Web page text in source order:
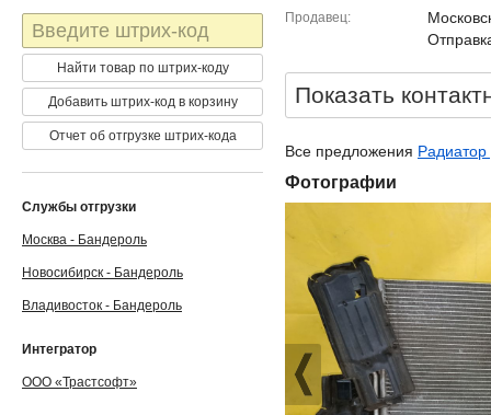
Продавец
Показать
Все предложения
Фотографии
Штрих-
код
Найти товар по штрих-коду
Добавить штрих-код в корзину
Отчет об отгрузке штрих-кода
Службы отгрузки
Москва - Бандероль
Новосибирск - Бандероль
Владивосток - Бандероль
Интегратор
ООО «Трастсофт»